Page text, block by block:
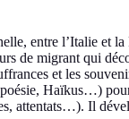
entre l’Italie et
de migrant qui
et les
Haïkus…)
attentats…). Il